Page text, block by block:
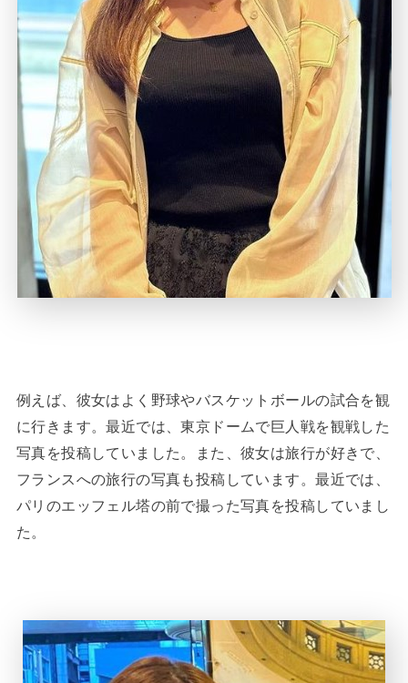
例えば、彼女はよく野球やバスケットボールの試合を観
に行きます。最近では、東京ドームで巨人戦を観戦した
写真を投稿していました。また、彼女は旅行が好きで、
フランスへの旅行の写真も投稿しています。最近では、
パリのエッフェル塔の前で撮った写真を投稿していまし
た。